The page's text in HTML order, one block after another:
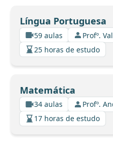
Língua Portuguesa
59 aulas
Profº.
25 horas de estudo
Matemática
34 aulas
Profº.
17 horas de estudo